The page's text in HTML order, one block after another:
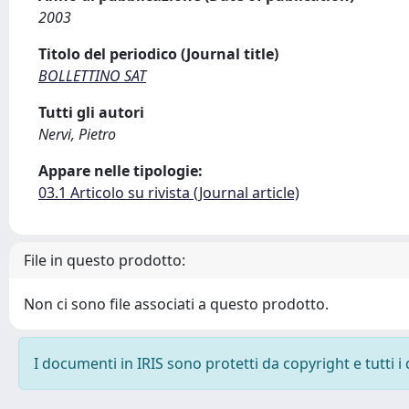
2003
Titolo del periodico (Journal title)
BOLLETTINO SAT
Tutti gli autori
Nervi, Pietro
Appare nelle tipologie:
03.1 Articolo su rivista (Journal article)
File in questo prodotto:
Non ci sono file associati a questo prodotto.
I documenti in IRIS sono protetti da copyright e tutti